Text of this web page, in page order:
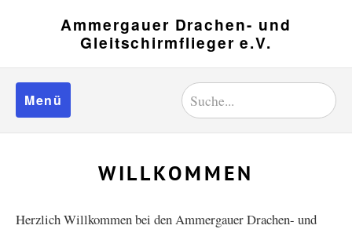
Ammergauer Drachen- und
Gleitschirmflieger e.V.
Menü
WILLKOMMEN
Herzlich Willkommen bei den Ammergauer Drachen- und